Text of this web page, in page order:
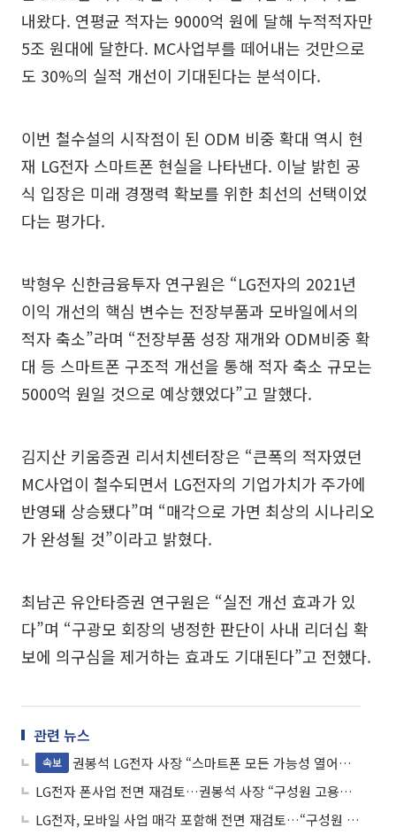
내왔다. 연평균 적자는 9000억 원에 달해 누적적자만
5조 원대에 달한다. MC사업부를 떼어내는 것만으로
도 30%의 실적 개선이 기대된다는 분석이다.
이번 철수설의 시작점이 된 ODM 비중 확대 역시 현
재 LG전자 스마트폰 현실을 나타낸다. 이날 밝힌 공
식 입장은 미래 경쟁력 확보를 위한 최선의 선택이었
다는 평가다.
박형우 신한금융투자 연구원은 “LG전자의 2021년
이익 개선의 핵심 변수는 전장부품과 모바일에서의
적자 축소”라며 “전장부품 성장 재개와 ODM비중 확
대 등 스마트폰 구조적 개선을 통해 적자 축소 규모는
5000억 원일 것으로 예상했었다”고 말했다.
김지산 키움증권 리서치센터장은 “큰폭의 적자였던
MC사업이 철수되면서 LG전자의 기업가치가 주가에
반영돼 상승됐다”며 “매각으로 가면 최상의 시나리오
가 완성될 것”이라고 밝혔다.
최남곤 유안타증권 연구원은 “실전 개선 효과가 있
다”며 “구광모 회장의 냉정한 판단이 사내 리더십 확
보에 의구심을 제거하는 효과도 기대된다”고 전했다.
관련 뉴스
속보
권봉석 LG전자 사장 “스마트폰 모든 가능성 열어두고 사업 검토…구성원 고용은 유지”
LG전자 폰사업 전면 재검토…권봉석 사장 “구성원 고용은 유지”
LG전자, 모바일 사업 매각 포함해 전면 재검토…“구성원 고용은 유지”